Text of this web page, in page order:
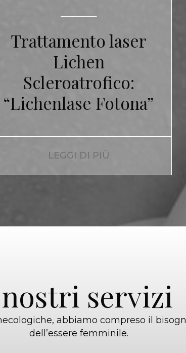
Trattamento laser
Lichen
Scleroatrofico:
“Lichenlase Fotona”
LEGGI DI PIÙ
servizi
abbiamo compreso il
dell’essere femminile.